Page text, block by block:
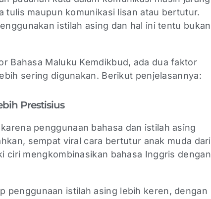
tulis maupun komunikasi lisan atau bertutur.
istilah asing dan hal ini tentu bukan
Bahasa Maluku Kemdikbud, ada dua faktor
sering digunakan. Berikut penjelasannya:
Prestisius
penggunaan bahasa dan istilah asing
sempat viral cara bertutur anak muda dari
ciri mengkombinasikan bahasa Inggris dengan
penggunaan istilah asing lebih keren, dengan